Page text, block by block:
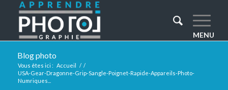
Blog photo
Vous êtes ici : Accueil / /
USA-Gear-Dragonne-Grip-Sangle-Poignet-Rapide-Appareils-Photo-
Numriques...